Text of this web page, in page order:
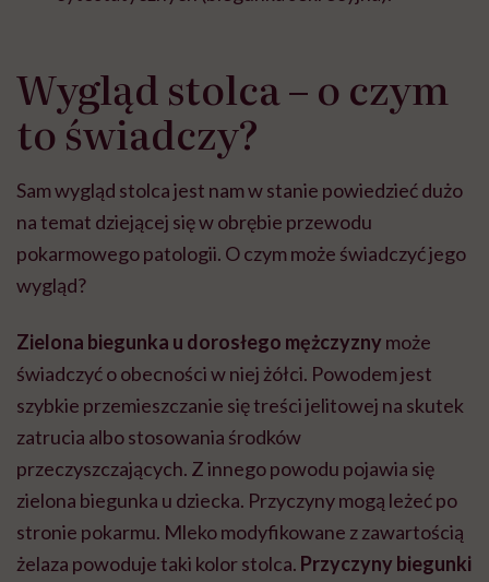
Wygląd stolca – o czym
to świadczy?
Sam wygląd stolca jest nam w stanie powiedzieć dużo
na temat dziejącej się w obrębie przewodu
pokarmowego patologii. O czym może świadczyć jego
wygląd?
Zielona biegunka u dorosłego mężczyzny może
świadczyć o obecności w niej żółci. Powodem jest
szybkie przemieszczanie się treści jelitowej na skutek
zatrucia albo stosowania środków
przeczyszczających. Z innego powodu pojawia się
zielona biegunka u dziecka. Przyczyny mogą leżeć po
stronie pokarmu. Mleko modyfikowane z zawartością
żelaza powoduje taki kolor stolca. Przyczyny biegunki